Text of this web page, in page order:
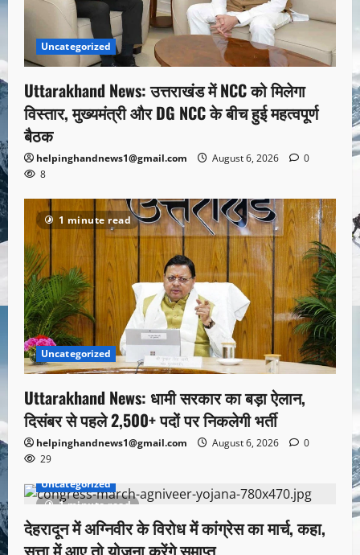
Uncategorized
Uttarakhand News: उत्तराखंड में NCC को मिलेगा
विस्तार, मुख्यमंत्री और DG NCC के बीच हुई महत्वपूर्ण
बैठक
helpinghandnews1@gmail.com August 6, 2026
0
8
1 minute read
Uncategorized
Uttarakhand News: धामी सरकार का बड़ा ऐलान,
दिसंबर से पहले 2,500+ पदों पर निकलेगी भर्ती
helpinghandnews1@gmail.com August 6, 2026
0
29
1 minute read
Uncategorized
देहरादून में अग्निवीर के विरोध में कांग्रेस का मार्च, कहा,